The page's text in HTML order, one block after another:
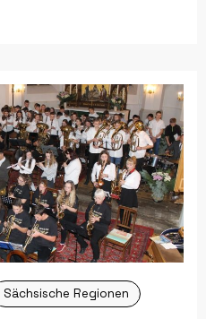
Sächsische Regionen